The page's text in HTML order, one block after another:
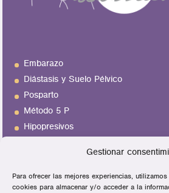
Gestionar
Para ofrecer las mejores experiencias,
cookies para almacenar y/o acceder a la
Embarazo
Diástasis y Suelo Pélvico
Posparto
Método 5 P
Hipopresivos
Entrenamiento femenino Integral
Talleres Quién